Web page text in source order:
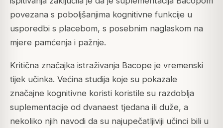
povezana s poboljšanjima kognitivne funkcije u
usporedbi s placebom, s posebnim naglaskom na
mjere pamćenja i pažnje.
Kritična značajka istraživanja Bacope je vremenski
tijek učinka. Većina studija koje su pokazale
značajne kognitivne koristi koristile su razdoblja
suplementacije od dvanaest tjedana ili duže, a
nekoliko njih navodi da su najupečatljiviji učinci bili u